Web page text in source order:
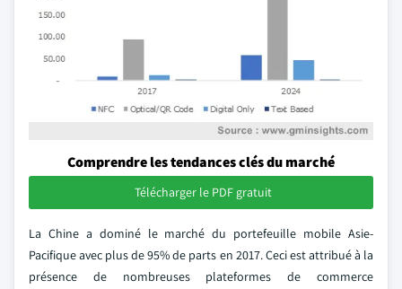
Comprendre les tendances clés du marché
Télécharger le PDF gratuit
La Chine a dominé le marché du portefeuille mobile Asie-
Pacifique avec plus de 95% de parts en 2017. Ceci est attribué à la
présence de nombreuses plateformes de commerce